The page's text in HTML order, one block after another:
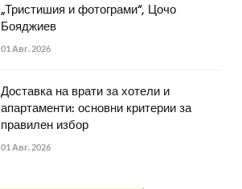
„Тристишия и фотограми“, Цочо
Бояджиев
01 Авг. 2026
Доставка на врати за хотели и
апартаменти: основни критерии за
правилен избор
01 Авг. 2026